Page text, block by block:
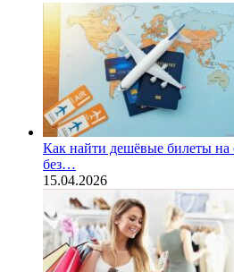
Как найти дешёвые билеты
без…
15.04.2026